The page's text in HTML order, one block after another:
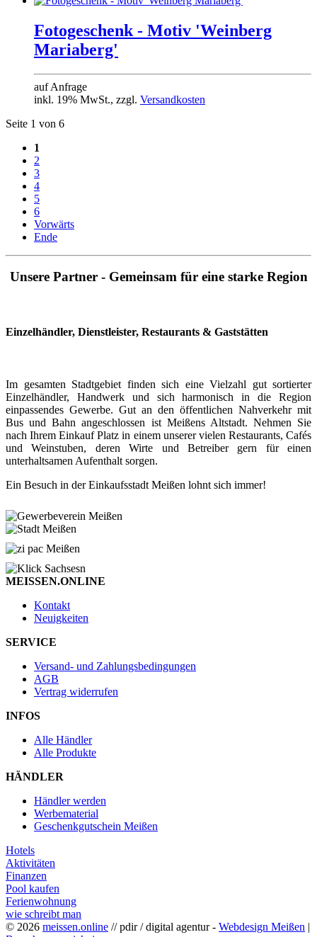
Fotogeschenk - Motiv 'Weinberg
Mariaberg'
auf Anfrage
inkl. 19% MwSt., zzgl. Versandkosten
Seite 1 von 6
1
2
3
4
5
6
Vorwärts
Ende
Unsere Partner - Gemeinsam für eine starke Region
Einzelhändler, Dienstleister, Restaurants & Gaststätten
Im gesamten Stadtgebiet finden sich eine Vielzahl gut sortierter
Einzelhändler, Handwerk und sich harmonisch in die Region
einpassendes Gewerbe. Gut an den öffentlichen Nahverkehr mit
Bus und Bahn angeschlossen ist Meißens Altstadt. Nehmen Sie
nach Ihrem Einkauf Platz in einem unserer vielen Restaurants, Cafés
und Weinstuben, deren Wirte und Betreiber gern für einen
unterhaltsamen Aufenthalt sorgen.
Ein Besuch in der Einkaufsstadt Meißen lohnt sich immer!
MEISSEN.ONLINE
Kontakt
Neuigkeiten
SERVICE
Versand- und Zahlungsbedingungen
AGB
Vertrag widerrufen
INFOS
Alle Händler
Alle Produkte
HÄNDLER
Händler werden
Werbematerial
Geschenkgutschein Meißen
Hotels
Aktivitäten
Finanzen
Pool kaufen
Ferienwohnung
wie schreibt man
© 2026 meissen.online // pdir / digital agentur - Webdesign Meißen |